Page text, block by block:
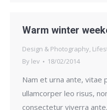
Warm winter
Design & Photography,
By lev 18/02/2014
Nam et urna ante, vitae
ullamcorper leo risus,
consectetur viverra